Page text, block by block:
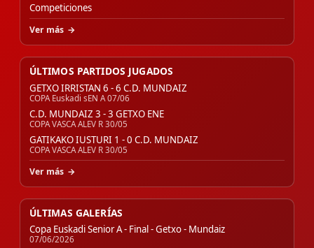
Competiciones
Ver más
ÚLTIMOS PARTIDOS JUGADOS
GETXO IRRISTAN 6 - 6 C.D. MUNDAIZ
COPA Euskadi sEN A 07/06
C.D. MUNDAIZ 3 - 3 GETXO ENE
COPA VASCA ALEV R 30/05
GATIKAKO IUSTURI 1 - 0 C.D. MUNDAIZ
COPA VASCA ALEV R 30/05
Ver más
ÚLTIMAS GALERÍAS
Copa Euskadi Senior A - Final - Getxo - Mundaiz
07/06/2026